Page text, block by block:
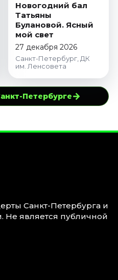
Новогодний бал
Татьяны
Булановой. Ясный
мой свет
27 декабря 2026
Санкт-Петербург, ДК
им. Ленсовета
Петербурге→
Санкт-Петербурга и
Не является публичной